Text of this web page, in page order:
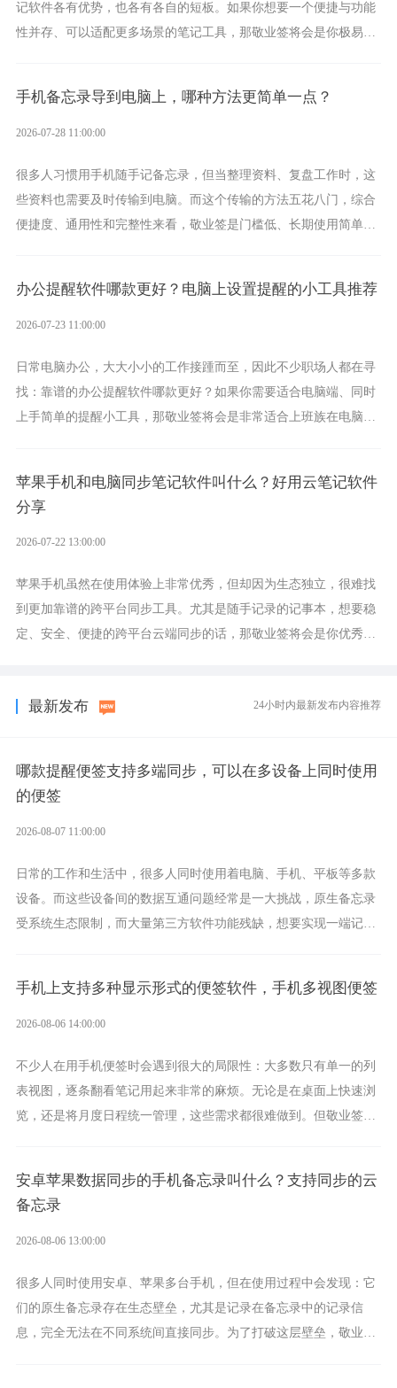
记软件各有优势，也各有各自的短板。如果你想要一个便捷与功能
性并存、可以适配更多场景的笔记工具，那敬业签将会是你极易上
手机备忘录导到电脑上，哪种方法更简单一点？
2026-07-28 11:00:00
很多人习惯用手机随手记备忘录，但当整理资料、复盘工作时，这
些资料也需要及时传输到电脑。而这个传输的方法五花八门，综合
便捷度、通用性和完整性来看，敬业签是门槛低、长期使用简单的
办公提醒软件哪款更好？电脑上设置提醒的小工具推荐
2026-07-23 11:00:00
日常电脑办公，大大小小的工作接踵而至，因此不少职场人都在寻
找：靠谱的办公提醒软件哪款更好？如果你需要适合电脑端、同时
上手简单的提醒小工具，那敬业签将会是非常适合上班族在电脑上
苹果手机和电脑同步笔记软件叫什么？好用云笔记软件
分享
2026-07-22 13:00:00
苹果手机虽然在使用体验上非常优秀，但却因为生态独立，很难找
到更加靠谱的跨平台同步工具。尤其是随手记录的记事本，想要稳
定、安全、便捷的跨平台云端同步的话，那敬业签将会是你优秀的
最新发布 24小时内最新发布内容推荐
哪款提醒便签支持多端同步，可以在多设备上同时使用
的便签
2026-08-07 11:00:00
日常的工作和生活中，很多人同时使用着电脑、手机、平板等多款
设备。而这些设备间的数据互通问题经常是一大挑战，原生备忘录
受系统生态限制，而大量第三方软件功能残缺，想要实现一端记
手机上支持多种显示形式的便签软件，手机多视图便签
2026-08-06 14:00:00
不少人在用手机便签时会遇到很大的局限性：大多数只有单一的列
表视图，逐条翻看笔记用起来非常的麻烦。无论是在桌面上快速浏
览，还是将月度日程统一管理，这些需求都很难做到。但敬业签作
安卓苹果数据同步的手机备忘录叫什么？支持同步的云
备忘录
2026-08-06 13:00:00
很多人同时使用安卓、苹果多台手机，但在使用过程中会发现：它
们的原生备忘录存在生态壁垒，尤其是记录在备忘录中的记录信
息，完全无法在不同系统间直接同步。为了打破这层壁垒，敬业签